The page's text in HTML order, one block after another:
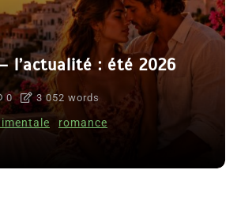
l’actualité : été 2026
0 3 052 words
romance